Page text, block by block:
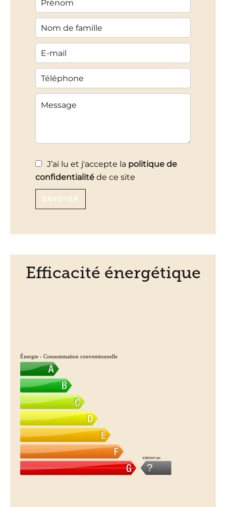
J’ai lu et j'accepte la politique de
confidentialité de ce site
ENVOYER
Efficacité énergétique
Énergie - Consommation conventionnelle
?
kWh/m².an